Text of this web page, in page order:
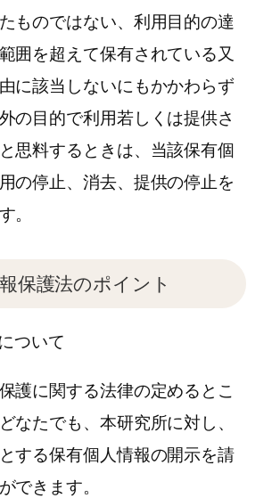
ものではない、利用目的の達
囲を超えて保有されている又
に該当しないにもかかわらず
の目的で利用若しくは提供さ
思料するときは、当該保有個
の停止、消去、提供の停止を
。
保護法のポイント
ついて
護に関する法律の定めるとこ
なたでも、本研究所に対し、
する保有個人情報の開示を請
できます。